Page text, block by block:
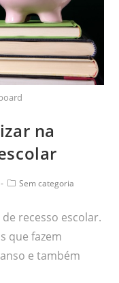
na
Sem categoria
recesso escolar.
que fazem
e também